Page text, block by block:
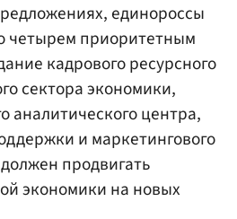
единороссы
четырем приоритетным
кадрового ресурсного
сектора экономики,
аналитического центра,
и маркетингового
продвигать
экономики на новых